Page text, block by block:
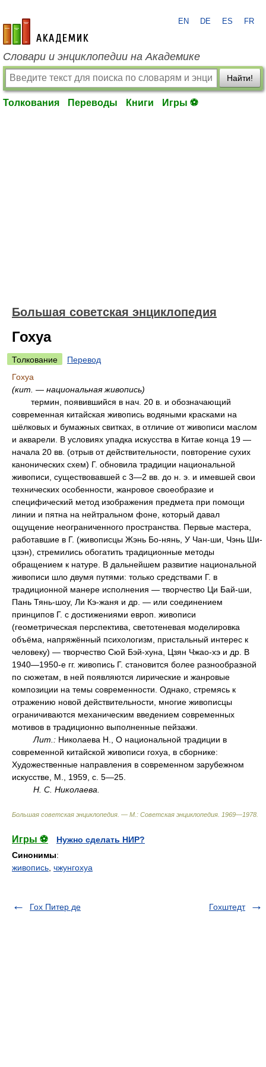
academic.ru
EN DE ES FR
Словари и энциклопедии на Академике
Найти!
Толкования Переводы Книги Игры ⚽
Большая советская энциклопедия
Гохуа
Толкование
Перевод
Гохуа
(кит. — национальная живопись)
термин, появившийся в нач. 20 в. и обозначающий
современная китайская живопись водяными красками на
шёлковых и бумажных свитках, в отличие от живописи маслом
и акварели. В условиях упадка искусства в Китае конца 19 —
начала 20 вв. (отрыв от действительности, повторение сухих
канонических схем) Г. обновила традиции национальной
живописи, существовавшей с 3—2 вв. до н. э. и имевшей свои
технических особенности, жанровое своеобразие и
специфический метод изображения предмета при помощи
линии и пятна на нейтральном фоне, который давал
ощущение неограниченного пространства. Первые мастера,
работавшие в Г. (живописцы Жэнь Бо-нянь, У Чан-ши, Чэнь Ши-
цзэн), стремились обогатить традиционные методы
обращением к натуре. В дальнейшем развитие национальной
живописи шло двумя путями: только средствами Г. в
традиционной манере исполнения — творчество Ци Бай-ши,
Пань Тянь-шоу, Ли Кэ-жаня и др. — или соединением
принципов Г. с достижениями европ. живописи
(геометрическая перспектива, светотеневая моделировка
объёма, напряжённый психологизм, пристальный интерес к
человеку) — творчество Сюй Бэй-хуна, Цзян Чжао-хэ и др. В
1940—1950-е гг. живопись Г. становится более разнообразной
по сюжетам, в ней появляются лирические и жанровые
композиции на темы современности. Однако, стремясь к
отражению новой действительности, многие живописцы
ограничиваются механическим введением современных
мотивов в традиционно выполненные пейзажи.
Лит.: Николаева Н., О национальной традиции в
современной китайской живописи гохуа, в сборнике:
Художественные направления в современном зарубежном
искусстве, М., 1959, с. 5—25.
Н. С. Николаева.
Большая советская энциклопедия. — М.: Советская энциклопедия 1969—1978
Игры ⚽
Нужно сделать НИР?
Синонимы:
живопись чжунгохуа
Гох Питер де Гохштедт